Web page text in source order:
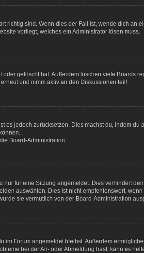
richtig sind. Wenn dies der Fall ist, wende dich an
vorliegt, welches ein Administrator lösen muss.
gelöscht hat. Außerdem löschen viele Boards
und nimm aktiv an den Diskussionen teil!
jedoch zurücksetzen. Dies machst du, indem du
Board-Administration.
für eine Sitzung angemeldet. Dies verhindert
auswählen. Dies ist nicht empfehlenswert,
sie vermutlich von der Board-Administration
im Forum angemeldet bleibst. Außerdem
bei der An- oder Abmeldung hast, kann es